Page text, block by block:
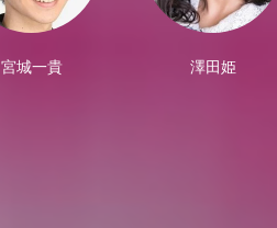
宮城一貴 澤田姫